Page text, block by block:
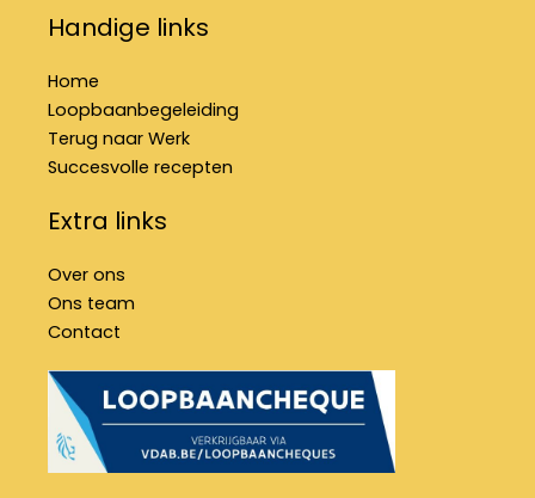
Handige links
Home
Loopbaanbegeleiding
Terug naar Werk
Succesvolle recepten
Extra links
Over ons
Ons team
Contact